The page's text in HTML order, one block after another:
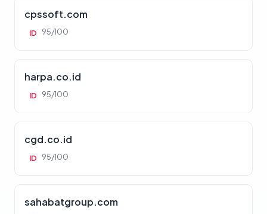
cpssoft.com
ID 95/100
harpa.co.id
ID 95/100
cgd.co.id
ID 95/100
sahabatgroup.com